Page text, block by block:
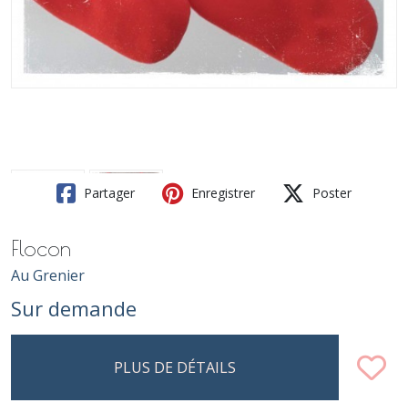
Partager Enregistrer Poster
Flocon
Au Grenier
Sur demande
PLUS DE DÉTAILS